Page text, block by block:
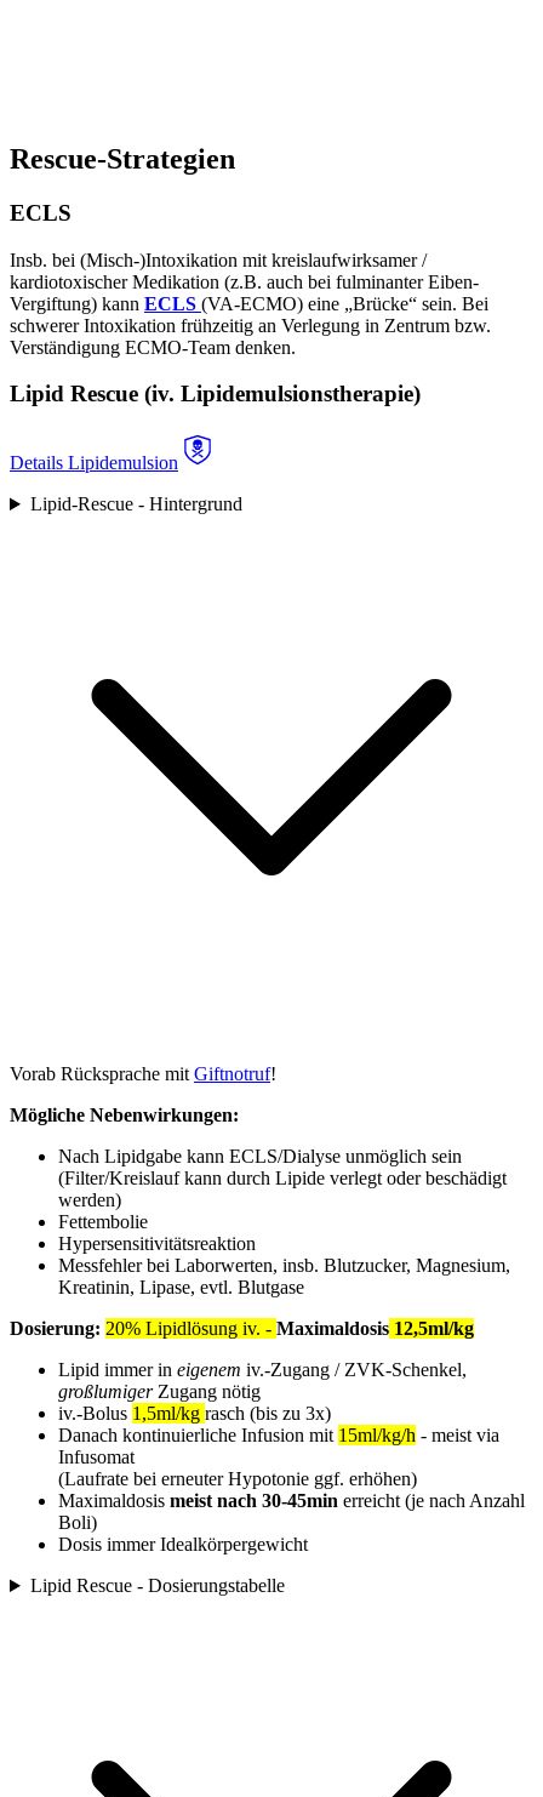
Rescue-Strategien
ECLS
Insb. bei (Misch-)Intoxikation mit kreislaufwirksamer /
kardiotoxischer Medikation (z.B. auch bei fulminanter Eiben-
Vergiftung) kann ECLS (VA-ECMO) eine „Brücke“ sein. Bei
schwerer Intoxikation frühzeitig an Verlegung in Zentrum bzw.
Verständigung ECMO-Team denken.
Lipid Rescue (iv. Lipidemulsionstherapie)
Details Lipidemulsion
Lipid-Rescue - Hintergrund
Vorab Rücksprache mit Giftnotruf!
Mögliche Nebenwirkungen:
Nach Lipidgabe kann ECLS/Dialyse unmöglich sein
(Filter/Kreislauf kann durch Lipide verlegt oder beschädigt
werden)
Fettembolie
Hypersensitivitätsreaktion
Messfehler bei Laborwerten, insb. Blutzucker, Magnesium,
Kreatinin, Lipase, evtl. Blutgase
Dosierung: 20% Lipidlösung iv. - Maximaldosis 12,5ml/kg
Lipid immer in eigenem iv.-Zugang / ZVK-Schenkel,
großlumigerZugang nötig
iv.-Bolus 1,5ml/kg rasch (bis zu 3x)
Danach kontinuierliche Infusion mit 15ml/kg/h - meist via
Infusomat
(Laufrate bei erneuter Hypotonie ggf. erhöhen)
Maximaldosis meist nach 30-45min erreicht (je nach Anzahl
Boli)
Dosis immer Idealkörpergewicht
Lipid Rescue - Dosierungstabelle